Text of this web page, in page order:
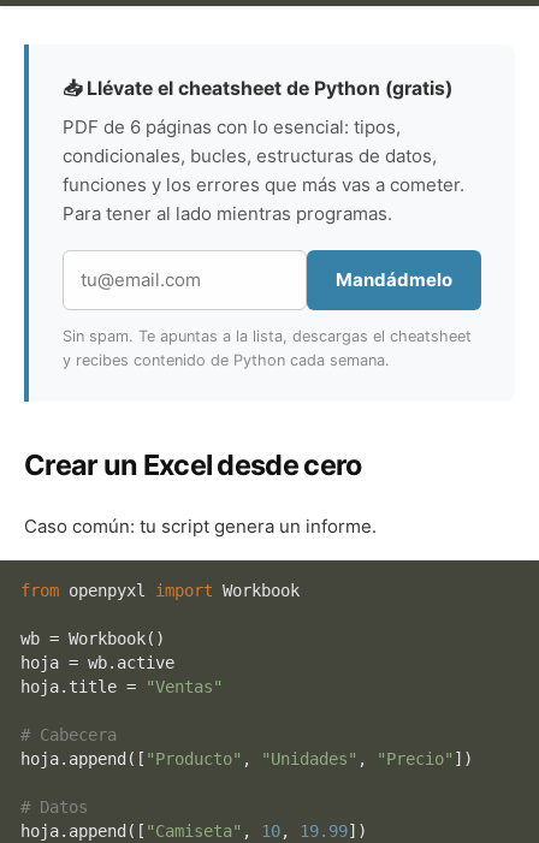
📥 Llévate el cheatsheet de Python (gratis)
PDF de 6 páginas con lo esencial: tipos,
condicionales, bucles, estructuras de datos,
funciones y los errores que más vas a cometer.
Para tener al lado mientras programas.
Mandádmelo
Sin spam. Te apuntas a la lista, descargas el cheatsheet
y recibes contenido de Python cada semana.
Crear un Excel desde cero
Caso común: tu script genera un informe.
from openpyxl import Workbook
wb = Workbook()
hoja = wb.active
hoja.title =
"Ventas"
# Cabecera
hoja.append([ "Producto" , "Unidades" , "Precio" ])
# Datos
hoja.append([ "Camiseta" , 10, 19.99])